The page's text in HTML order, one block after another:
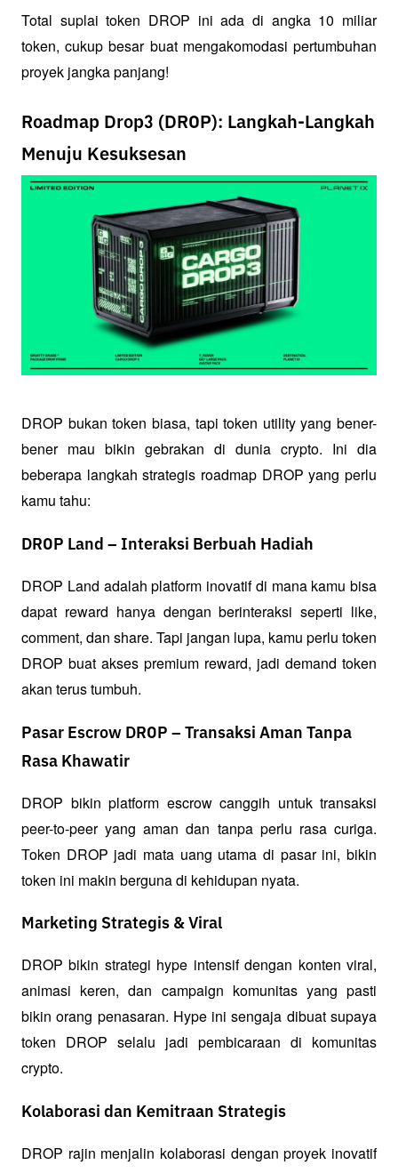
Total suplai token DROP ini ada di angka 10 miliar
token, cukup besar buat mengakomodasi pertumbuhan
proyek jangka panjang!
Roadmap Drop3 (DROP): Langkah-Langkah
Menuju Kesuksesan
DROP bukan token biasa, tapi token utility yang bener-
bener mau bikin gebrakan di dunia crypto. Ini dia
beberapa langkah strategis roadmap DROP yang perlu
kamu tahu:
DROP Land – Interaksi Berbuah Hadiah
DROP Land adalah platform inovatif di mana kamu bisa
dapat reward hanya dengan berinteraksi seperti like,
comment, dan share. Tapi jangan lupa, kamu perlu token
DROP buat akses premium reward, jadi demand token
akan terus tumbuh.
Pasar Escrow DROP – Transaksi Aman Tanpa
Rasa Khawatir
DROP bikin platform escrow canggih untuk transaksi
peer-to-peer yang aman dan tanpa perlu rasa curiga.
Token DROP jadi mata uang utama di pasar ini, bikin
token ini makin berguna di kehidupan nyata.
Marketing Strategis & Viral
DROP bikin strategi hype intensif dengan konten viral,
animasi keren, dan campaign komunitas yang pasti
bikin orang penasaran. Hype ini sengaja dibuat supaya
token DROP selalu jadi pembicaraan di komunitas
crypto.
Kolaborasi dan Kemitraan Strategis
DROP rajin menjalin kolaborasi dengan proyek inovatif